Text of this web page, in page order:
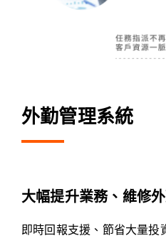
外勤管理系統
大幅提升業務、維修
即時回報支援、節省大量投